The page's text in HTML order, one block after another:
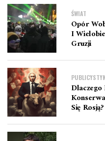
ŚWIAT
Opór
I
Gruzji
Się Rosją?